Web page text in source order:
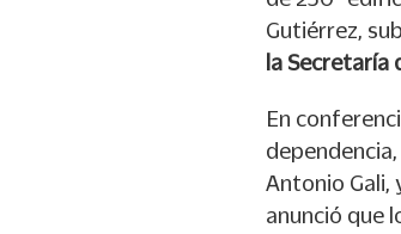
Gutiérrez,
la Secretaría
En
Antonio Gali,
anunció que